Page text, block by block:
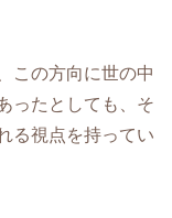
この方向に世の中
ったとしても、そ
る視点を持ってい